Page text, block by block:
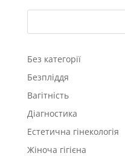
Без категорії
Безпліддя
Вагітність
Діагностика
Естетична гінекологія
Жіноча гігієна